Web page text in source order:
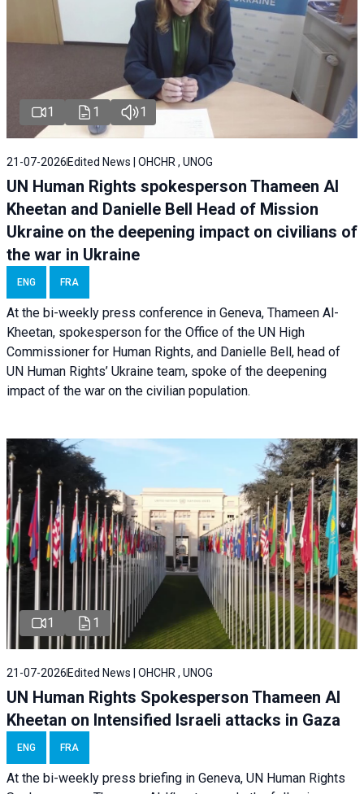
1 1 1
21-07-2026 Edited News | OHCHR , UNOG
UN Human Rights spokesperson Thameen Al
Kheetan and Danielle Bell Head of Mission
Ukraine on the deepening impact on civilians of
the war in Ukraine
ENG FRA
At the bi-weekly press conference in Geneva, Thameen Al-
Kheetan, spokesperson for the Office of the UN High
Commissioner for Human Rights, and Danielle Bell, head of
UN Human Rights’ Ukraine team, spoke of the deepening
impact of the war on the civilian population.
1 1
21-07-2026 Edited News | OHCHR , UNOG
UN Human Rights Spokesperson Thameen Al
Kheetan on Intensified Israeli attacks in Gaza
ENG FRA
At the bi-weekly press briefing in Geneva, UN Human Rights